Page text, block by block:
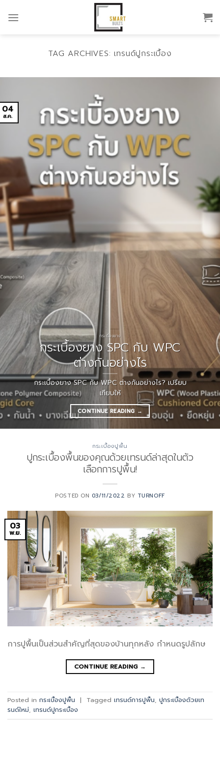
TAG ARCHIVES:เทรนด์ปูกระเบื้อง
กระเบื้องยาง
กระเบื้องยาง SPC กับ WPC
ต่างกันอย่างไร
กระเบื้องยาง SPC กับ WPC ต่างกันอย่างไร? เปรียบ
เทียบให้
CONTINUE READING →
04
ส.ค.
กระเบื้องปูพื้น
ปูกระเบื้องพื้นของคุณด้วยเทรนด์ล่าสุดในตัว
เลือกการปูพื้น!
POSTED ON 03/11/2022 BY TURNOFF
03
พ.ย.
การปูพื้นเป็นส่วนสำคัญที่สุดของบ้านทุกหลัง กำหนดรูปลักษ
CONTINUE READING →
Posted in กระเบื้องปูพื้น | Tagged เทรนด์การปูพื้น, ปูกระเบื้องด้วยเท
รนด์ใหม่, เทรนด์ปูกระเบื้อง